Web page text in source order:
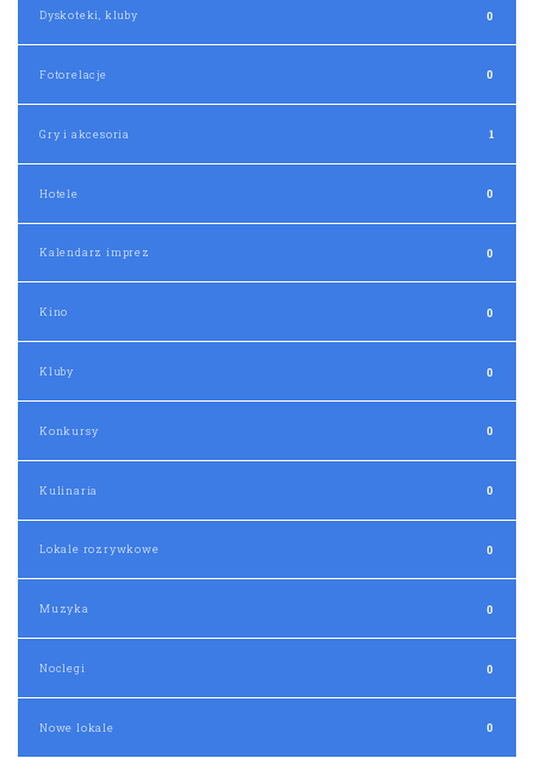
Dyskoteki, kluby 0
Fotorelacje 0
Gry i akcesoria 1
Hotele 0
Kalendarz imprez 0
Kino 0
Kluby 0
Konkursy 0
Kulinaria 0
Lokale rozrywkowe 0
Muzyka 0
Noclegi 0
Nowe lokale 0